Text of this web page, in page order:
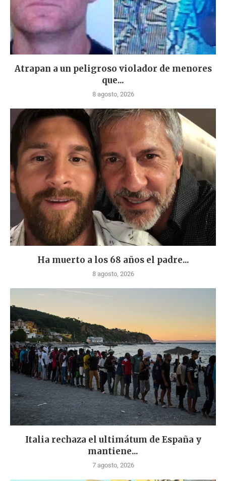
Atrapan a un peligroso violador de menores
que...
8 agosto, 2026
Ha muerto a los 68 años el padre...
8 agosto, 2026
Italia rechaza el ultimátum de España y
mantiene...
7 agosto, 2026